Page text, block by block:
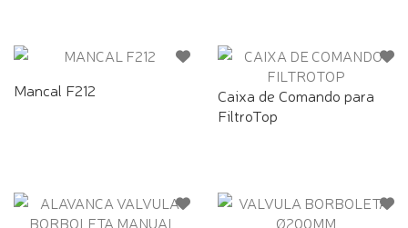
Mancal F212
Caixa de Comando para
FiltroTop